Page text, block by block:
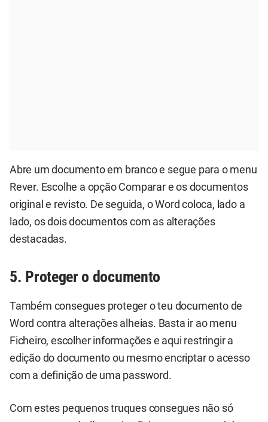
Abre um documento em branco e segue para o menu
Rever. Escolhe a opção Comparar e os documentos
original e revisto. De seguida, o Word coloca, lado a
lado, os dois documentos com as alterações
destacadas.
5. Proteger o documento
Também consegues proteger o teu documento de
Word contra alterações alheias. Basta ir ao menu
Ficheiro, escolher informações e aqui restringir a
edição do documento ou mesmo encriptar o acesso
com a definição de uma password.
Com estes pequenos truques consegues não só